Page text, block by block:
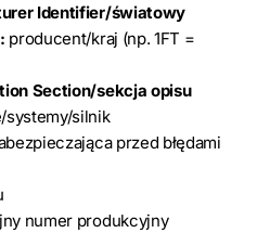
Identifier/światowy
producent/kraj (np. 1FT =
Section/sekcja opisu
systemy/silnik
przed błędami
numer produkcyjny